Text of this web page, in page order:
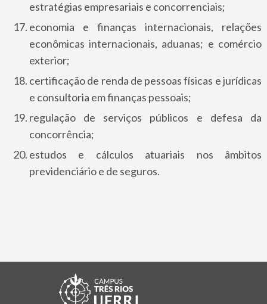
estratégias empresariais e concorrenciais;
economia e finanças internacionais, relações
econômicas internacionais, aduanas; e comércio
exterior;
certificação de renda de pessoas físicas e jurídicas
e consultoria em finanças pessoais;
regulação de serviços públicos e defesa da
concorrência;
estudos e cálculos atuariais nos âmbitos
previdenciário e de seguros.